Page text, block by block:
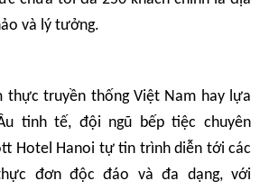
và lý tưởng.
thực truyền thống Việt Nam hay lựa
tinh tế, đội ngũ bếp tiệc chuyên
Hotel Hanoi tự tin trình diễn tới các
đơn độc đáo và đa dạng, với